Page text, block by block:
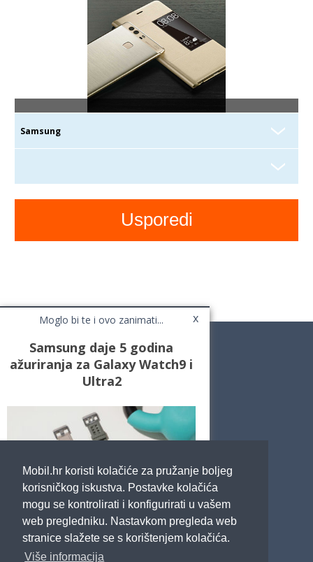
Mobil.hr koristi kolačiće za pružanje boljeg
korisničkog iskustva. Postavke kolačića
mogu se kontrolirati i konfigurirati u vašem
web pregledniku. Nastavkom pregleda web
stranice slažete se s korištenjem kolačića.
Više informacija
Moglo bi te i ovo zanimati... x
Samsung daje 5 godina
ažuriranja za Galaxy Watch9 i
Ultra2
Cafe Mobil
Usporedi mobitele
Impressum
Marketing
Pravne odredbe
Izjava o privatnosti
POTRAŽITE NAS